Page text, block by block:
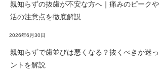
親知らずの抜歯が不安な方へ｜痛みのピーク
活の注意点を徹底解説
2026年6月30日
親知らずで歯並びは悪くなる？抜くべきか迷
ントを解説